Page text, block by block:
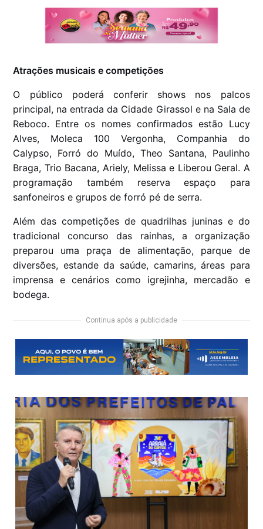
Atrações musicais e competições
O público poderá conferir shows nos palcos
principal, na entrada da Cidade Girassol e na Sala de
Reboco. Entre os nomes confirmados estão Lucy
Alves, Moleca 100 Vergonha, Companhia do
Calypso, Forró do Muído, Theo Santana, Paulinho
Braga, Trio Bacana, Ariely, Melissa e Liberou Geral. A
programação também reserva espaço para
sanfoneiros e grupos de forró pé de serra.
Além das competições de quadrilhas juninas e do
tradicional concurso das rainhas, a organização
preparou uma praça de alimentação, parque de
diversões, estande da saúde, camarins, áreas para
imprensa e cenários como igrejinha, mercadão e
bodega.
Continua após a publicidade